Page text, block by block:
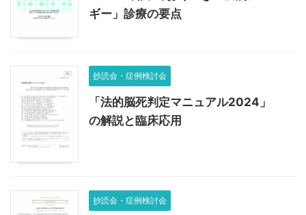
ギー」診療の要点
抄読会・症例検討会
「法的脳死判定マニュアル2024」
の解説と臨床応用
抄読会・症例検討会